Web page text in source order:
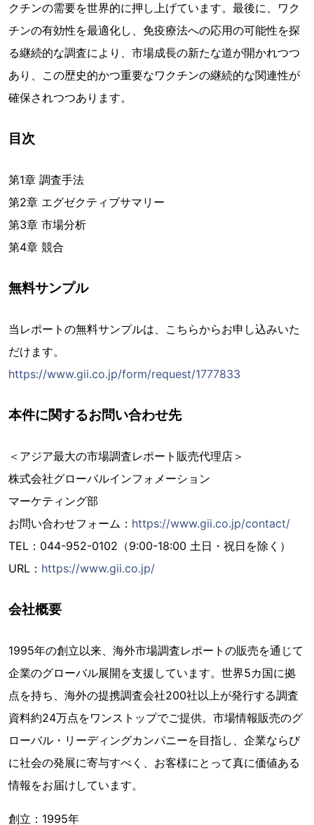
クチンの需要を世界的に押し上げています。最後に、ワク
チンの有効性を最適化し、免疫療法への応用の可能性を探
る継続的な調査により、市場成長の新たな道が開かれつつ
あり、この歴史的かつ重要なワクチンの継続的な関連性が
確保されつつあります。
目次
第1章 調査手法
第2章 エグゼクティブサマリー
第3章 市場分析
第4章 競合
無料サンプル
当レポートの無料サンプルは、こちらからお申し込みいた
だけます。
https://www.gii.co.jp/form/request/1777833
本件に関するお問い合わせ先
＜アジア最大の市場調査レポート販売代理店＞
株式会社グローバルインフォメーション
マーケティング部
お問い合わせフォーム： https://www.gii.co.jp/contact/
TEL：044-952-0102（9:00-18:00 土日・祝日を除く）
URL： https://www.gii.co.jp/
会社概要
1995年の創立以来、海外市場調査レポートの販売を通じて
企業のグローバル展開を支援しています。世界5カ国に拠
点を持ち、海外の提携調査会社200社以上が発行する調査
資料約24万点をワンストップでご提供。市場情報販売のグ
ローバル・リーディングカンパニーを目指し、企業ならび
に社会の発展に寄与すべく、お客様にとって真に価値ある
情報をお届けしています。
創立：1995年